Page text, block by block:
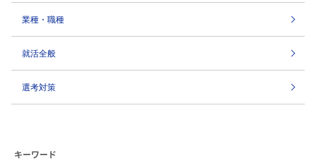
業種・職種
就活全般
選考対策
キーワード